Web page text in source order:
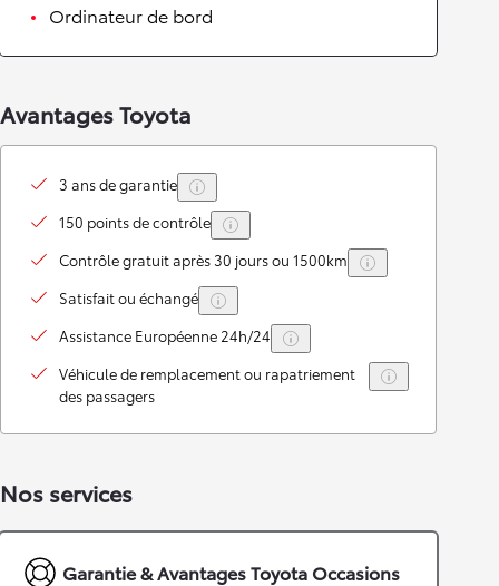
Ordinateur de bord
Avantages Toyota
3 ans de garantie
150 points de contrôle
Contrôle gratuit après 30 jours ou 1500km
Satisfait ou échangé
Assistance Européenne 24h/24
Véhicule de remplacement ou rapatriement
des passagers
Nos services
Garantie & Avantages Toyota Occasions